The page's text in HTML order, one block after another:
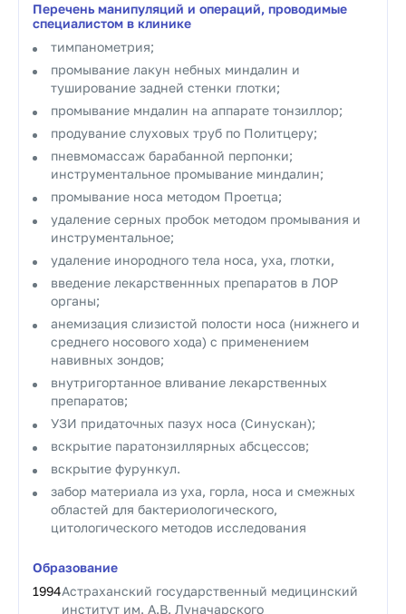
Перечень манипуляций и операций, проводимые
специалистом в клинике
тимпанометрия;
промывание лакун небных миндалин и
туширование задней стенки глотки;
промывание мндалин на аппарате тонзиллор;
продувание слуховых труб по Политцеру;
пневмомассаж барабанной перпонки;
инструментальное промывание миндалин;
промывание носа методом Проетца;
удаление серных пробок методом промывания и
инструментальное;
удаление инородного тела носа, уха, глотки,
введение лекарственнных препаратов в ЛОР
органы;
анемизация слизистой полости носа (нижнего и
среднего носового хода) с применением
навивных зондов;
внутригортанное вливание лекарственных
препаратов;
УЗИ придаточных пазух носа (Синускан);
вскрытие паратонзиллярных абсцессов;
вскрытие фурункул.
забор материала из уха, горла, носа и смежных
областей для бактериологического,
цитологического методов исследования
Образование
1994Астраханский государственный медицинский
институт им. А.В. Луначарского